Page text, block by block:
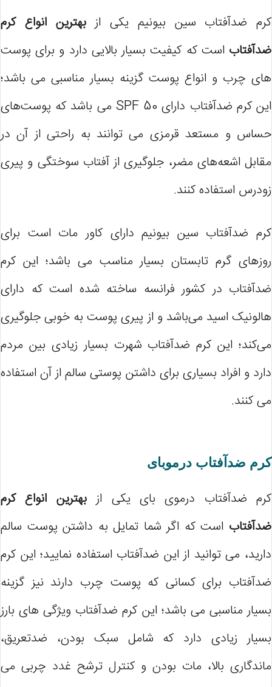
کرم ضدآفتاب سین بیونیم یکی ازبهترین انواع کرم
ضدآفتاب است که کیفیت بسیار بالایی دارد و برای پوست
های چرب و انواع پوست گزینه بسیار مناسبی می باشد؛
این کرم ضدآفتاب دارای SPF 50 می باشد که پوست‌های
حساس و مستعد قرمزی می توانند به راحتی از آن در
مقابل اشعه‌های مضر، جلوگیری از آفتاب سوختگی و پیری
زودرس استفاده کنند.
کرم ضدآفتاب سین بیونیم دارای کاور مات است برای
روزهای گرم تابستان بسیار مناسب می باشد؛ این کرم
ضدآفتاب در کشور فرانسه ساخته شده است که دارای
هالونیک اسید می‌باشد و از پیری پوست به خوبی جلوگیری
می‌کند؛ این کرم ضدآفتاب شهرت بسیار زیادی بین مردم
دارد و افراد بسیاری برای داشتن پوستی سالم از آن استفاده
می کنند.
کرم ضدآفتاب درموبای
کرم ضدآفتاب درموی بای یکی ازبهترین انواع کرم
ضدآفتاب است که اگر شما تمایل به داشتن پوست سالم
دارید، می توانید از این ضدآفتاب استفاده نمایید؛ این کرم
ضدآفتاب برای کسانی که پوست چرب دارند نیز گزینه
بسیار مناسبی می باشد؛ این کرم ضدآفتاب ویژگی های بارز
بسیار زیادی دارد که شامل سبک بودن، ضدتعریق،
ماندگاری بالا، مات بودن و کنترل ترشح غدد چربی می